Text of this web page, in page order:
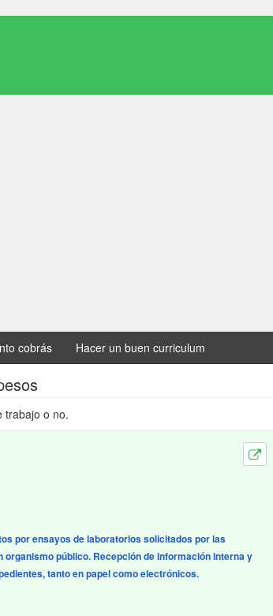
cobrás Hacer un buen curriculum
trabajo o no.
por ensayos de laboratorios solicitados por las
público. Recepción de información interna y
tanto en papel como electrónicos.